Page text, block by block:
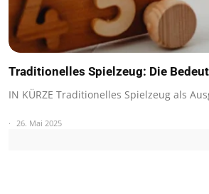
Traditionelles Spielzeug: Die
IN KÜRZE Traditionelles Spielzeug als
26. Mai 2025